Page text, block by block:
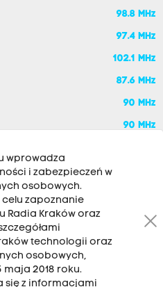
98.8 MHz
97.4 MHz
102.1 MHz
87.6 MHz
90 MHz
90 MHz
Słowackiego 22, 30-007
Antena: 12 200 33 33
wprowadza
i zabezpieczeń w
osobowych.
zapoznanie
Radia Kraków oraz
technologii oraz
osobowych,
2018 roku.
się z informacjami